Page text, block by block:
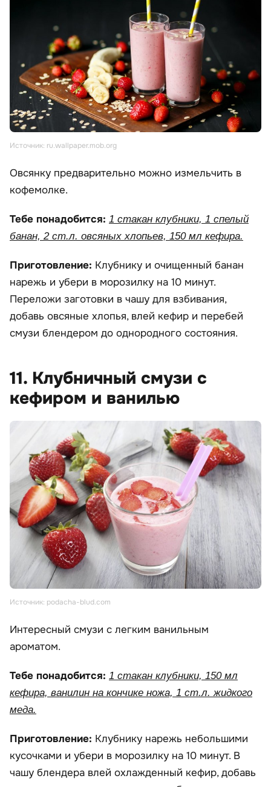
Источник: ru.wallpaper.mob.org
Овсянку предварительно можно измельчить в
кофемолке.
Тебе понадобится: 1 стакан клубники, 1 спелый
банан, 2 ст.л. овсяных хлопьев, 150 мл кефира.
Приготовление: Клубнику и очищенный банан
нарежь и убери в морозилку на 10 минут.
Переложи заготовки в чашу для взбивания,
добавь овсяные хлопья, влей кефир и перебей
смузи блендером до однородного состояния.
11. Клубничный смузи с
кефиром и ванилью
Источник: podacha-blud.com
Интересный смузи с легким ванильным
ароматом.
Тебе понадобится: 1 стакан клубники, 150 мл
кефира, ванилин на кончике ножа, 1 ст.л. жидкого
меда.
Приготовление: Клубнику нарежь небольшими
кусочками и убери в морозилку на 10 минут. В
чашу блендера влей охлажденный кефир, добавь